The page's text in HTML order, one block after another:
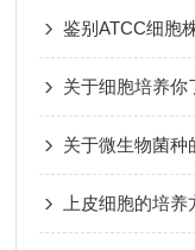
鉴别ATCC细胞
关于细胞培养你
关于微生物菌种
上皮细胞的培养